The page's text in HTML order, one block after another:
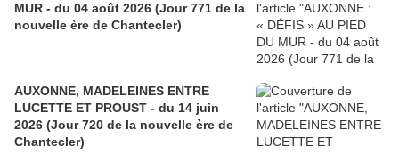
MUR - du 04 août 2026 (Jour 771 de la
nouvelle ère de Chantecler)
AUXONNE, MADELEINES ENTRE
LUCETTE ET PROUST - du 14 juin
2026 (Jour 720 de la nouvelle ère de
Chantecler)